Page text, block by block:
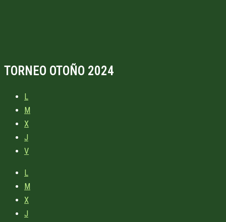
TORNEO OTOÑO 2024
L
M
X
J
V
L
M
X
J